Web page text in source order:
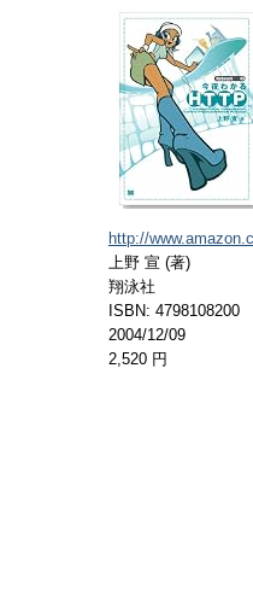
http://
上野 宣 (著)
翔泳社
ISBN: 4798108200
2004/12/09
2,520 円